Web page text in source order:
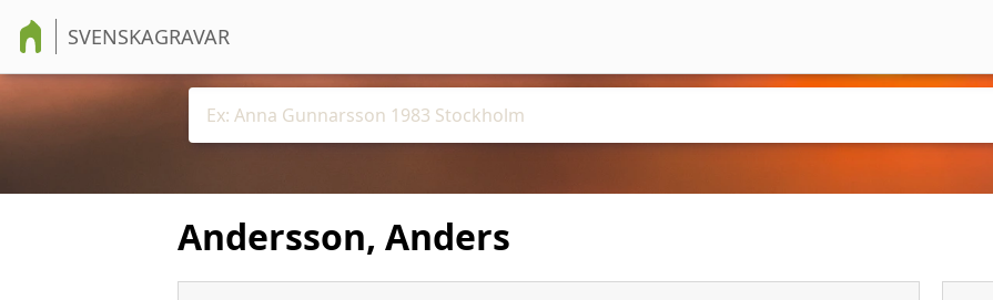
SVENSKAGRAVAR
Andersson, Anders